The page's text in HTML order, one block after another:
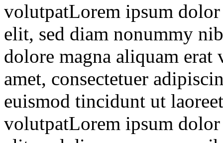
volutpatLorem ipsum
elit, sed diam nonummy
dolore magna aliquam
amet, consectetuer
euismod tincidunt ut
volutpatLorem ipsum